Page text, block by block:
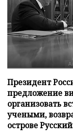
Президент
предложение
организовать
учеными,
острове